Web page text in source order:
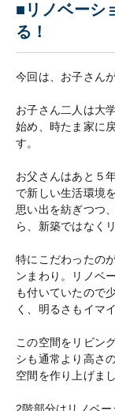
■リノベーシ
る！
今回は、お子さん
お子さん二人は大
始め、時たま家に
す。
お父さんはあと５
で新しい生活環境
思い出を紡ぎつつ
ら、新築ではなく
特にこだわったの
ンまわり。リノベ
も付いていたので
く、明るさもイマイ
この空間をリビン
シも通常より高さ
空間を作り上げまし